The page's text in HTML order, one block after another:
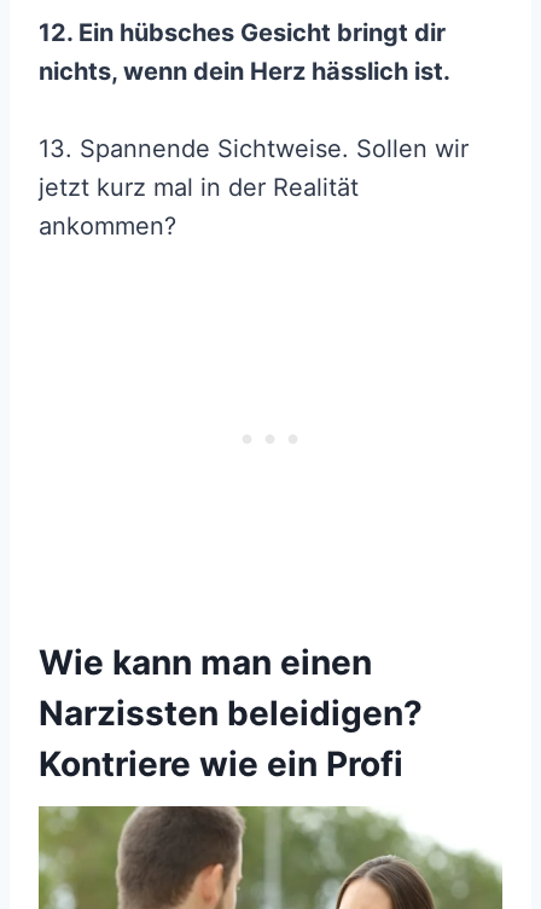
12. Ein hübsches Gesicht bringt dir
nichts, wenn dein Herz hässlich ist.
13. Spannende Sichtweise. Sollen wir
jetzt kurz mal in der Realität
ankommen?
Wie kann man einen
Narzissten beleidigen?
Kontriere wie ein Profi